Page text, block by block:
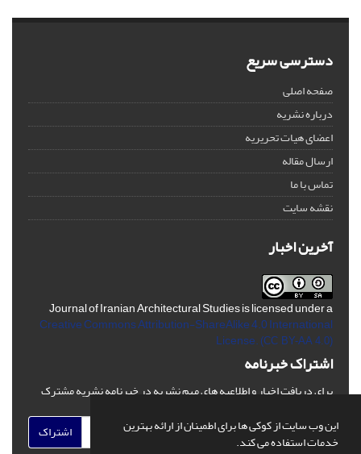
این وب سایت از کوکی ها برای اطمینان از ارائه بهترین
خدمات استفاده می کند.
دسترسی سریع
صفحه اصلی
درباره نشریه
اعضای هیات تحریریه
ارسال مقاله
تماس با ما
نقشه سایت
آخرین اخبار
Journal of Iranian Architectural Studies is licensed under a
Creative Commons Attribution-ShareAlike 4.0 International
License. (CC BY-AA 4.0)
اشتراک خبرنامه
برای دریافت اخبار و اطلاعیه های مهم نشریه در خبرنامه نشریه مشترک
اشتراک